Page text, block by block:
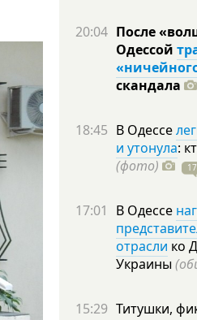
20:04 После
Одессой
скандала
18:45 В Одессе
и утонула:
(фото)
17
17:01 В Одессе
отрасли ко
Украины
15:29 Титушки,